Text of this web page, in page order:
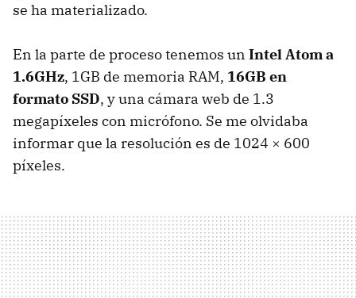
se ha materializado.
En la parte de proceso tenemos un Intel Atom a
1.6GHz, 1GB de memoria RAM, 16GB en
formato SSD, y una cámara web de 1.3
megapíxeles con micrófono. Se me olvidaba
informar que la resolución es de 1024 × 600
píxeles.